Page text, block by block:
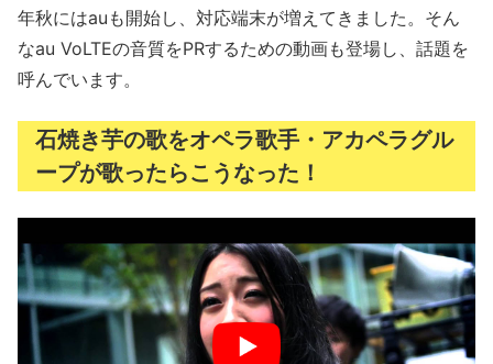
年秋にはauも開始し、対応端末が増えてきました。そん
なau VoLTEの音質をPRするための動画も登場し、話題を
呼んでいます。
石焼き芋の歌をオペラ歌手・アカペラグル
ープが歌ったらこうなった！